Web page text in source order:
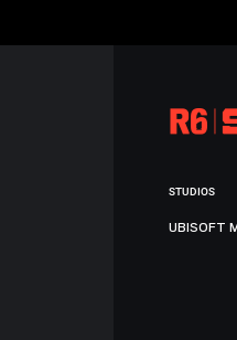
STUDIOS
UBISOFT